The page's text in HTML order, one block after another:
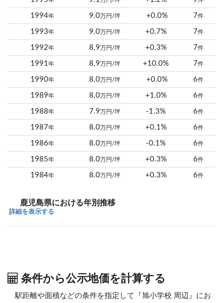
1994年 9.0万円/坪 +0.0% 7件
1993年 9.0万円/坪 +0.7% 7件
1992年 8.9 万円/坪 +0.3% 7件
1991年 8.9 万円/坪 +10.0% 7件
1990年 8.0万円/坪 +0.0% 6件
1989年 8.0万円/坪 +1.0% 6件
1988年 7.9 万円/坪 -1.3% 6件
1987年 8.0万円/坪 +0.1% 6件
1986年 8.0万円/坪 -0.1% 6件
1985年 8.0万円/坪 +0.3% 6件
1984年 8.0万円/坪 +0.3% 6件
鹿児島県における年別推移
詳細を表示する
条件から公示地価を計算する
駅距離や面積などの条件を指定して『旭小学校 周辺』にお